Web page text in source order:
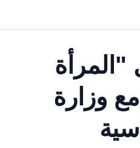
"المرأة
مع وزارة